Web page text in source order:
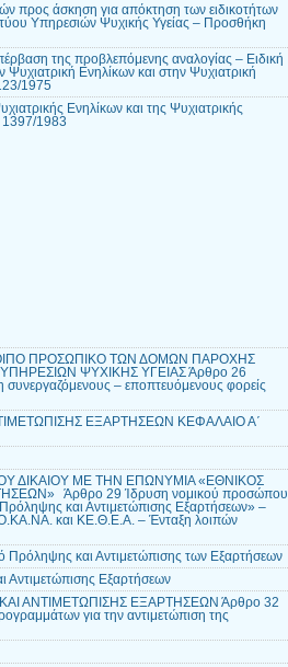
προς άσκηση για απόκτηση των ειδικοτήτων
Υπηρεσιών Ψυχικής Υγείας – Προσθήκη
της προβλεπόμενης αναλογίας – Ειδική
Ενηλίκων και στην Ψυχιατρική
1975
Ενηλίκων και της Ψυχιατρικής
1983
ΠΡΟΣΩΠΙΚΟ ΤΩΝ ΔΟΜΩΝ ΠΑΡΟΧΗΣ
ΨΥΧΙΚΗΣ ΥΓΕΙΑΣ Άρθρο 26
– εποπτευόμενους φορείς
ΕΞΑΡΤΗΣΕΩΝ ΚΕΦΑΛΑΙΟ Α΄
ΔΙΚΑΙΟΥ ΜΕ ΤΗΝ ΕΠΩΝΥΜΙΑ «ΕΘΝΙΚΟΣ
Άρθρο 29 Ίδρυση νομικού προσώπου
και Αντιμετώπισης Εξαρτήσεων» –
και ΚΕ.Θ.Ε.Α. – Ένταξη λοιπών
και Αντιμετώπισης των Εξαρτήσεων
Εξαρτήσεων
ΑΝΤΙΜΕΤΩΠΙΣΗΣ ΕΞΑΡΤΗΣΕΩΝ Άρθρο 32
για την αντιμετώπιση της